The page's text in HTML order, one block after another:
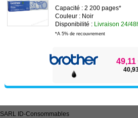
Capacité : 2 200 pages*
Couleur : Noir
Disponibilité : Livraison 24/
*A 5% de recouvrement
49,11
SARL ID-Consommables